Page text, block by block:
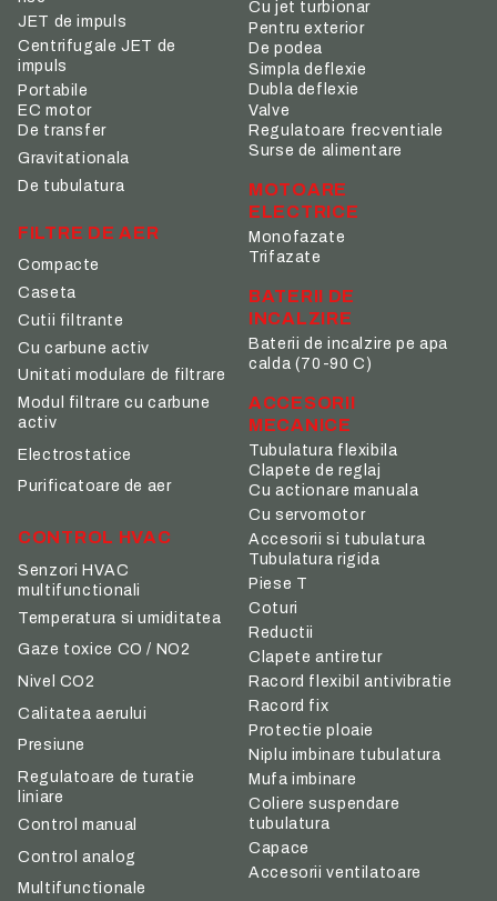
JET de impuls
Centrifugale JET de
impuls
Portabile
EC motor
Cu jet turbionar
Pentru exterior
De podea
Simpla deflexie
Dubla deflexie
Valve
De transfer
Gravitationala
De tubulatura
FILTRE DE AER
Compacte
Caseta
Cutii filtrante
Cu carbune activ
Unitati modulare de filtrare
Modul filtrare cu carbune
activ
Electrostatice
Purificatoare de aer
CONTROL HVAC
Senzori HVAC
multifunctionali
Temperatura si umiditatea
Gaze toxice CO / NO2
Nivel CO2
Calitatea aerului
Presiune
Regulatoare de turatie
liniare
Control manual
Control analog
Multifunctionale
Regulatoare frecventiale
Surse de alimentare
MOTOARE
ELECTRICE
Monofazate
Trifazate
BATERII DE
INCALZIRE
Baterii de incalzire pe apa
calda (70-90 C)
ACCESORII
MECANICE
Tubulatura flexibila
Clapete de reglaj
Cu actionare manuala
Cu servomotor
Accesorii si tubulatura
Tubulatura rigida
Piese T
Coturi
Reductii
Clapete antiretur
Racord flexibil antivibratie
Racord fix
Protectie ploaie
Niplu imbinare tubulatura
Mufa imbinare
Coliere suspendare
tubulatura
Capace
Accesorii ventilatoare